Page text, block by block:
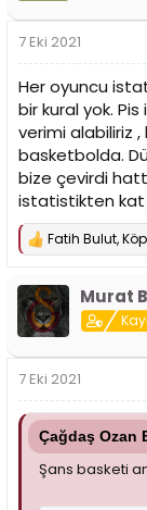
7 Eki 2021
Her oyuncu
bir kural yok.
verimi alabiliriz
basketbolda.
bize çevirdi
istatistikten kat
T
p
k
i
l
Fatih Bulut,
Murat
7 Eki 2021
Çağdaş Ozan
Şans basketi